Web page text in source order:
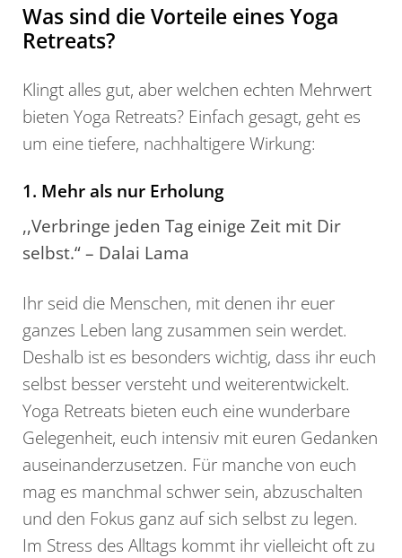
Was sind die Vorteile eines Yoga
Retreats?
Klingt alles gut, aber welchen echten Mehrwert
bieten Yoga Retreats? Einfach gesagt, geht es
um eine tiefere, nachhaltigere Wirkung:
1. Mehr als nur Erholung
,,Verbringe jeden Tag einige Zeit mit Dir
selbst.“ – Dalai Lama
Ihr seid die Menschen, mit denen ihr euer
ganzes Leben lang zusammen sein werdet.
Deshalb ist es besonders wichtig, dass ihr euch
selbst besser versteht und weiterentwickelt.
Yoga Retreats bieten euch eine wunderbare
Gelegenheit, euch intensiv mit euren Gedanken
auseinanderzusetzen. Für manche von euch
mag es manchmal schwer sein, abzuschalten
und den Fokus ganz auf sich selbst zu legen.
Im Stress des Alltags kommt ihr vielleicht oft zu